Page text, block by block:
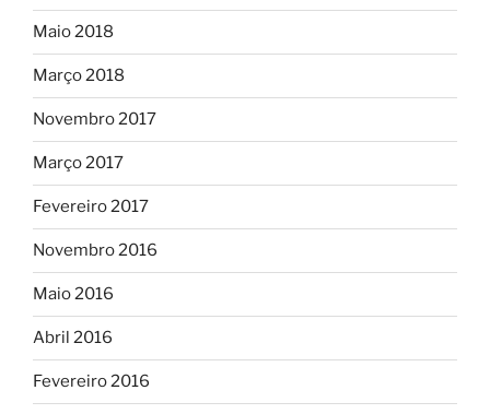
Maio 2018
Março 2018
Novembro 2017
Março 2017
Fevereiro 2017
Novembro 2016
Maio 2016
Abril 2016
Fevereiro 2016